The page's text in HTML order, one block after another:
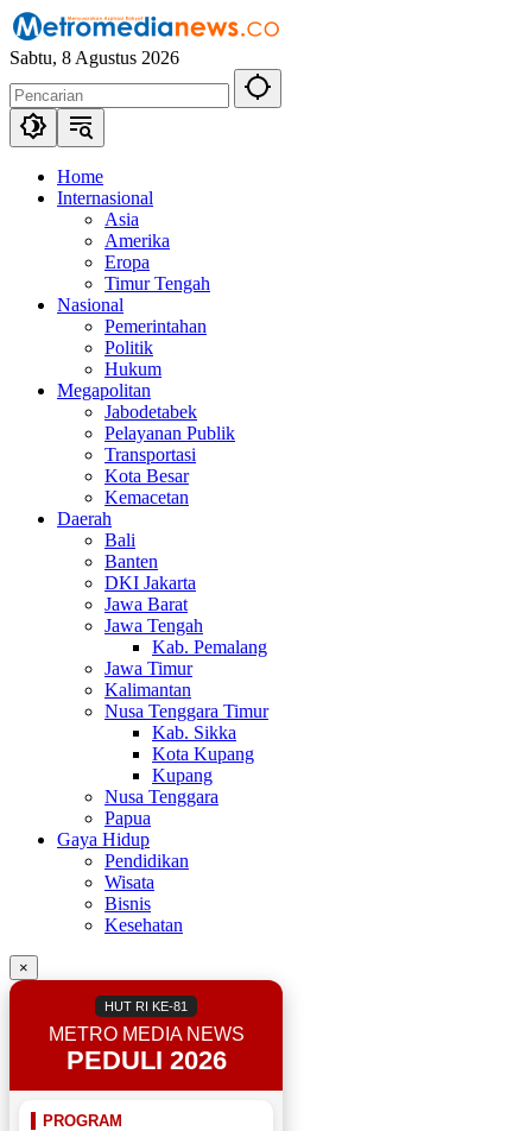
Langsung
ke
konten
Sabtu, 8 Agustus 2026
Home
Internasional
Asia
Amerika
Eropa
Timur Tengah
Nasional
Pemerintahan
Politik
Hukum
Megapolitan
Jabodetabek
Pelayanan Publik
Transportasi
Kota Besar
Kemacetan
Daerah
Bali
Banten
DKI Jakarta
Jawa Barat
Jawa Tengah
Kab. Pemalang
Jawa Timur
Kalimantan
Nusa Tenggara Timur
Kab. Sikka
Kota Kupang
Kupang
Nusa Tenggara
Papua
Gaya Hidup
Pendidikan
Wisata
Bisnis
Kesehatan
×
HUT RI KE-81
METRO MEDIA NEWS
PEDULI 2026
PROGRAM